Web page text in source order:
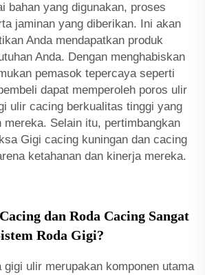
bahan yang digunakan, proses
jaminan yang diberikan. Ini akan
Anda mendapatkan produk
Anda. Dengan menghabiskan
pemasok tepercaya seperti
dapat memperoleh poros ulir
ulir cacing berkualitas tinggi yang
mereka. Selain itu, pertimbangkan
Gigi cacing kuningan dan cacing
ketahanan dan kinerja mereka.
dan Roda Cacing Sangat
Roda Gigi?
gigi ulir merupakan komponen utama